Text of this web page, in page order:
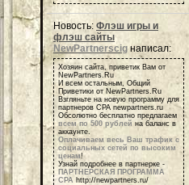
Новость: Флэш игры и
флэш сайты
NewPartnerscig написал:
Хозяин сайта, приветик Вам от
NewPartners.Ru
И всем остальным, Общий
Приветики от NewPartners.Ru
Взгляньте на новую программу для
партнеров СРА newpartners.ru
Обсолютно бесплатно предлагаем
всем по 500 рублей на баланс в
аккаунте.
Оплачиваем весь Ваш трафик с
социальных сетей по высоким
ценам!
Узнай подробнее в партнерке -
ПАРТНЕРСКАЯ ПРОГРАММА
СРА http://newpartners.ru/